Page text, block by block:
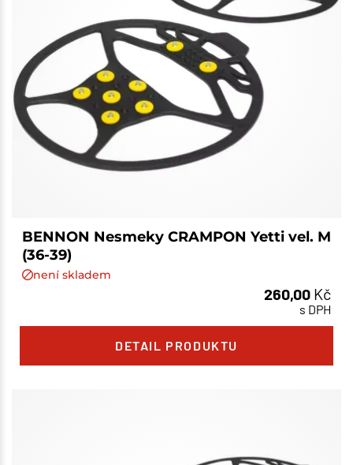
BENNON Nesmeky CRAMPON Yetti vel. M
(36-39)
není skladem
260,00 Kč
s DPH
DETAIL PRODUKTU